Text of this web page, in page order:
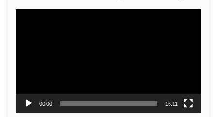
00:00 16:11